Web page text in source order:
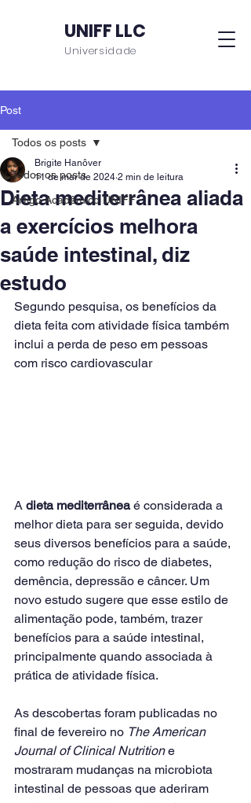
UNIFF LLC
Universidade
Post
Todos os posts
Artigo Acadêmico UNIFF
Todos os posts
Dieta mediterrânea aliada
a exercícios melhora
saúde intestinal, diz
estudo
Brigite Hanôver
11 de mar de 2024 2 min de leitura
Segundo pesquisa, os benefícios da
dieta feita com atividade física também
inclui a perda de peso em pessoas
com risco cardiovascular
A dieta mediterrânea é considerada a
melhor dieta para ser seguida, devido
seus diversos benefícios para a saúde,
como redução do risco de diabetes,
demência, depressão e câncer. Um
novo estudo sugere que esse estilo de
alimentação pode, também, trazer
benefícios para a saúde intestinal,
principalmente quando associada à
prática de atividade física.
As descobertas foram publicadas no
final de fevereiro no The American
Journal of Clinical Nutrition e
mostraram mudanças na microbiota
intestinal de pessoas que aderiram